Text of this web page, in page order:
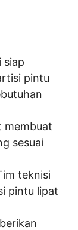
siap
pintu
membuat
sesuai
teknisi
pintu lipat